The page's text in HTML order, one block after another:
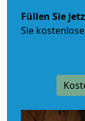
Füllen Sie
Sie